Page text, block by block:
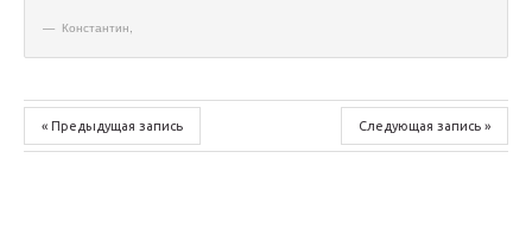
Константин
« Предыдущая запись Следующая запись »